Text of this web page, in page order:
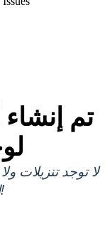
تم
لا توجد تنزيلات
الدخول للمحاولة!